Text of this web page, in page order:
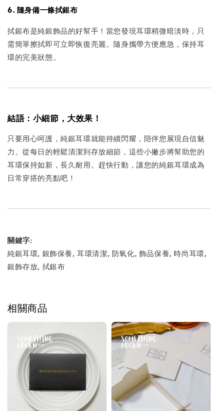
6. 隨身備一條拭銀布
拭銀布是純銀飾品的好幫手！當您發現耳環稍微暗淡時，只
需簡單擦拭即可立即恢復亮麗。隨身攜帶方便應急，保持耳
環的完美狀態。
結語：小細節，大效果！
只要用心呵護，純銀耳環就能持續閃耀，陪伴您展現自信魅
力。從每日的輕鬆清潔到存放細節，這些小撇步將幫助您的
耳環保持如新，長久耐用。趕快行動，讓您的純銀耳環成為
日常穿搭的亮點吧！
關鍵字:
純銀耳環, 銀飾保養, 耳環清潔, 防氧化, 飾品保養, 時尚耳環,
銀飾存放, 拭銀布
相關商品